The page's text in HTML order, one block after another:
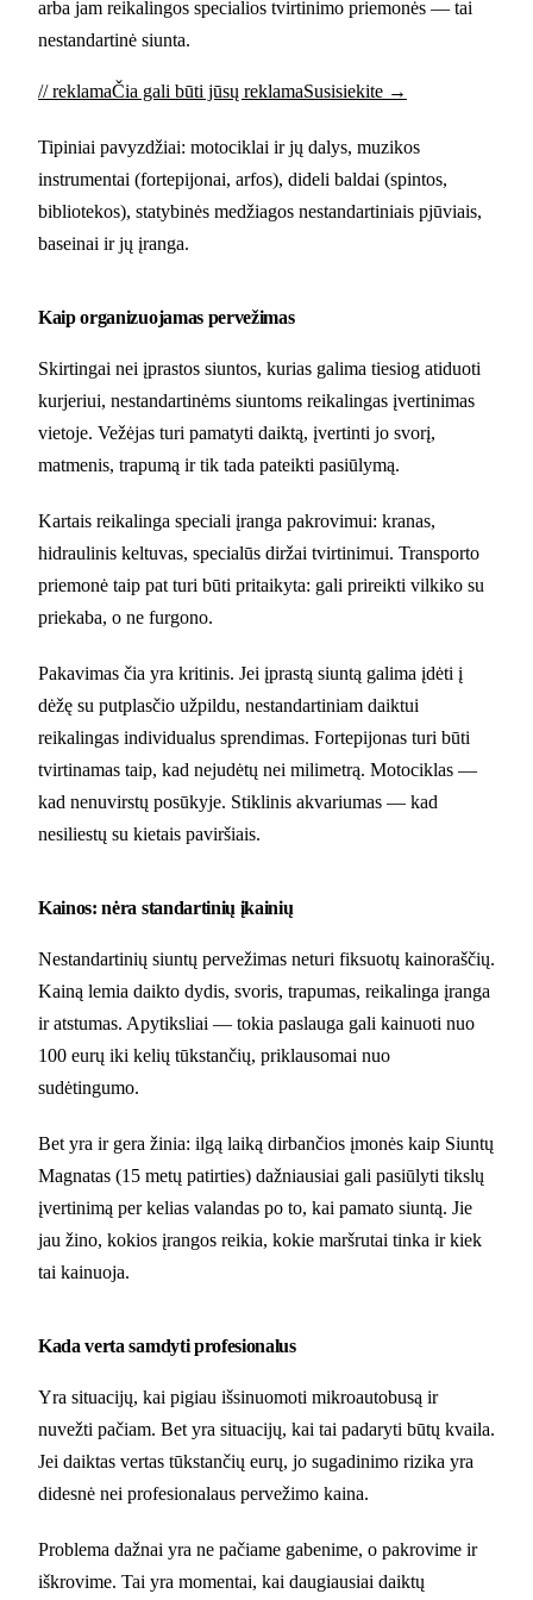
arba jam reikalingos specialios tvirtinimo priemonės — tai
nestandartinė siunta.
// reklamaČia gali būti jūsų reklamaSusisiekite →
Tipiniai pavyzdžiai: motociklai ir jų dalys, muzikos
instrumentai (fortepijonai, arfos), dideli baldai (spintos,
bibliotekos), statybinės medžiagos nestandartiniais pjūviais,
baseinai ir jų įranga.
Kaip organizuojamas pervežimas
Skirtingai nei įprastos siuntos, kurias galima tiesiog atiduoti
kurjeriui, nestandartinėms siuntoms reikalingas įvertinimas
vietoje. Vežėjas turi pamatyti daiktą, įvertinti jo svorį,
matmenis, trapumą ir tik tada pateikti pasiūlymą.
Kartais reikalinga speciali įranga pakrovimui: kranas,
hidraulinis keltuvas, specialūs diržai tvirtinimui. Transporto
priemonė taip pat turi būti pritaikyta: gali prireikti vilkiko su
priekaba, o ne furgono.
Pakavimas čia yra kritinis. Jei įprastą siuntą galima įdėti į
dėžę su putplasčio užpildu, nestandartiniam daiktui
reikalingas individualus sprendimas. Fortepijonas turi būti
tvirtinamas taip, kad nejudėtų nei milimetrą. Motociklas —
kad nenuvirstų posūkyje. Stiklinis akvariumas — kad
nesiliestų su kietais paviršiais.
Kainos: nėra standartinių įkainių
Nestandartinių siuntų pervežimas neturi fiksuotų kainoraščių.
Kainą lemia daikto dydis, svoris, trapumas, reikalinga įranga
ir atstumas. Apytiksliai — tokia paslauga gali kainuoti nuo
100 eurų iki kelių tūkstančių, priklausomai nuo
sudėtingumo.
Bet yra ir gera žinia: ilgą laiką dirbančios įmonės kaip Siuntų
Magnatas (15 metų patirties) dažniausiai gali pasiūlyti tikslų
įvertinimą per kelias valandas po to, kai pamato siuntą. Jie
jau žino, kokios įrangos reikia, kokie maršrutai tinka ir kiek
tai kainuoja.
Kada verta samdyti profesionalus
Yra situacijų, kai pigiau išsinuomoti mikroautobusą ir
nuvežti pačiam. Bet yra situacijų, kai tai padaryti būtų kvaila.
Jei daiktas vertas tūkstančių eurų, jo sugadinimo rizika yra
didesnė nei profesionalaus pervežimo kaina.
Problema dažnai yra ne pačiame gabenime, o pakrovime ir
iškrovime. Tai yra momentai, kai daugiausiai daiktų